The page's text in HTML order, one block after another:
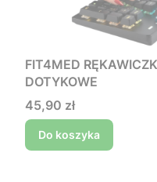
FIT4MED
DOTYKOWE
Cena
45,90 zł
Do koszyka